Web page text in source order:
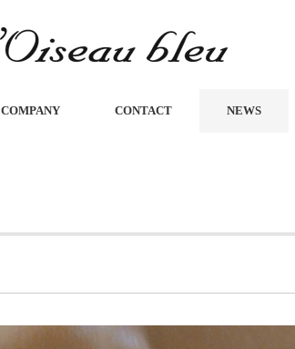
COMPANY CONTACT NEWS